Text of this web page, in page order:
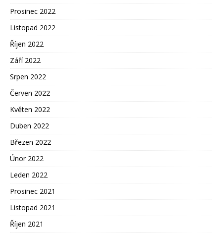
Prosinec 2022
Listopad 2022
Říjen 2022
Září 2022
Srpen 2022
Červen 2022
Květen 2022
Duben 2022
Březen 2022
Únor 2022
Leden 2022
Prosinec 2021
Listopad 2021
Říjen 2021